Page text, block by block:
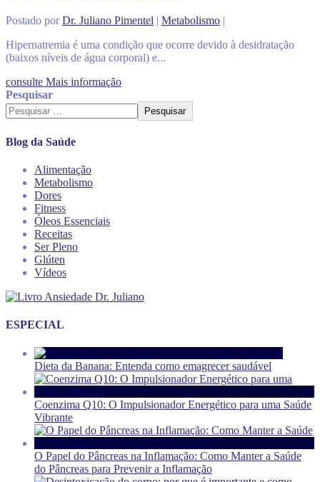
Postado porDr. Juliano Pimentel | Metabolismo |
Hipernatremia é uma condição que ocorre devido à desidratação
(baixos níveis de água corporal) e...
consulte Mais informação
Pesquisar
Pesquisar
Blog da Saúde
Alimentação
Metabolismo
Dores
Fitness
Óleos Essenciais
Receitas
Ser Pleno
Glúten
Vídeos
ESPECIAL
Dieta da Banana: Entenda como emagrecer saudável
Coenzima Q10: O Impulsionador Energético para uma Saúde
Vibrante
O Papel do Pâncreas na Inflamação: Como Manter a Saúde
do Pâncreas para Prevenir a Inflamação